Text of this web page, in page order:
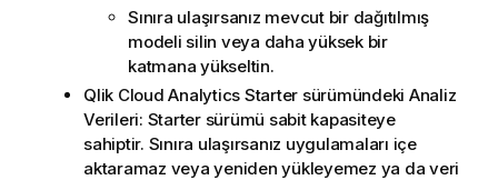
Sınıra ulaşırsanız mevcut bir dağıtılmış
modeli silin veya daha yüksek bir
katmana yükseltin.
Qlik Cloud Analytics Starter sürümündeki Analiz
Verileri: Starter sürümü sabit kapasiteye
sahiptir. Sınıra ulaşırsanız uygulamaları içe
aktaramaz veya yeniden yükleyemez ya da veri